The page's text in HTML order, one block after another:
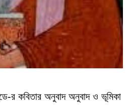
র কবিতার অনুবাদ অনুবাদ ও ভূমিকা